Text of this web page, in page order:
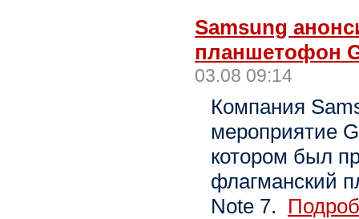
Samsung
планшетофон
03.08 09:14
Компания
мероприятие
котором был
флагманский
Note 7.